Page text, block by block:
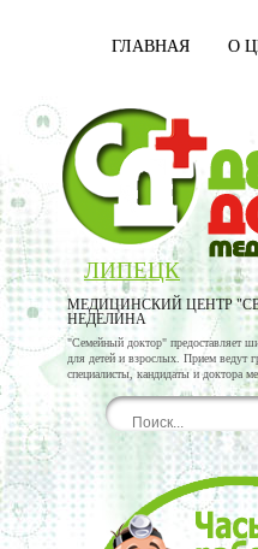
ГЛАВНАЯ О
ЛИПЕЦК
МЕДИЦИНСКИЙ ЦЕНТР
НЕДЕЛИНА
"Семейный доктор" предоставляет
для детей и взрослых. Прием ведут
специалисты, кандидаты и доктора